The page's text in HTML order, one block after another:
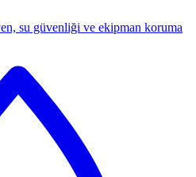
su güvenliği ve ekipman koruma